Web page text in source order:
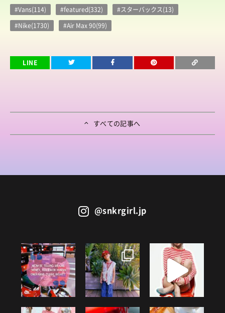
#Vans(114)
#featured(332)
#スターバックス(13)
#Nike(1730)
#Air Max 90(99)
LINE
すべての記事へ
@snkrgirl.jp